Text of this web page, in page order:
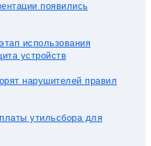
появились
использования
устройств
нарушителей правил
утильсбора для